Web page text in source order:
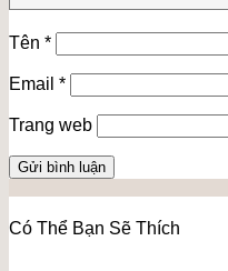
Tên *
Email *
Trang web
Có Thể Bạn Sẽ Thích